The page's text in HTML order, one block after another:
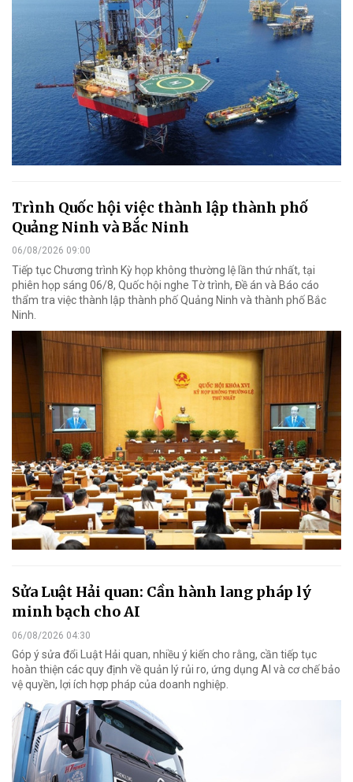
Trình Quốc hội việc thành lập thành phố
Quảng Ninh và Bắc Ninh
06/08/2026 09:00
Tiếp tục Chương trình Kỳ họp không thường lệ lần thứ nhất, tại
phiên họp sáng 06/8, Quốc hội nghe Tờ trình, Đề án và Báo cáo
thẩm tra việc thành lập thành phố Quảng Ninh và thành phố Bắc
Ninh.
Sửa Luật Hải quan: Cần hành lang pháp lý
minh bạch cho AI
06/08/2026 04:30
Góp ý sửa đổi Luật Hải quan, nhiều ý kiến cho rằng, cần tiếp tục
hoàn thiện các quy định về quản lý rủi ro, ứng dụng AI và cơ chế bảo
vệ quyền, lợi ích hợp pháp của doanh nghiệp.